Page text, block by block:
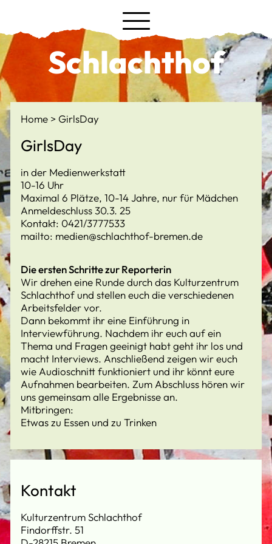
Schlachthof
Home GirlsDay
GirlsDay
in der Medienwerkstatt
10-16 Uhr
Maximal 6 Plätze, 10-14 Jahre, nur für Mädchen
Anmeldeschluss 30.3. 25
Kontakt: 0421/3777533
mailto: medien@schlachthof-bremen.de
Die ersten Schritte zur Reporterin
Wir drehen eine Runde durch das Kulturzentrum
Schlachthof und stellen euch die verschiedenen
Arbeitsfelder vor.
Dann bekommt ihr eine Einführung in
Interviewführung. Nachdem ihr euch auf ein
Thema und Fragen geeinigt habt geht ihr los und
macht Interviews. Anschließend zeigen wir euch
wie Audioschnitt funktioniert und ihr könnt eure
Aufnahmen bearbeiten. Zum Abschluss hören wir
uns gemeinsam alle Ergebnisse an.
Mitbringen:
Etwas zu Essen und zu Trinken
Kontakt
Kulturzentrum Schlachthof
Findorffstr. 51